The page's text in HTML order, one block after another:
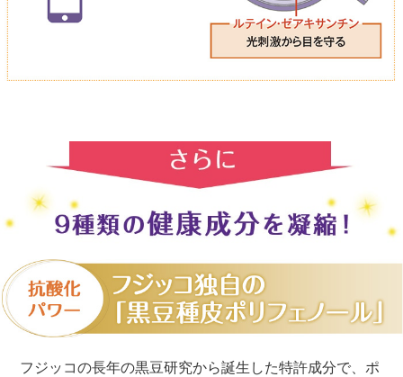
フジッコの長年の黒豆研究から誕生した特許成分で、ポ